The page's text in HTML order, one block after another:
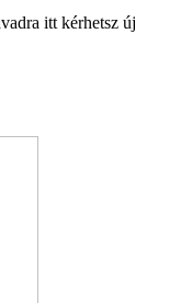
itt kérhetsz új